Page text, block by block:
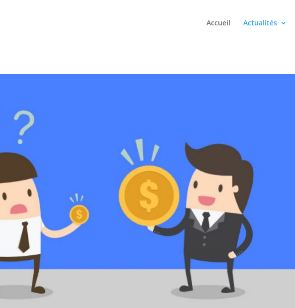
Accueil Actualités